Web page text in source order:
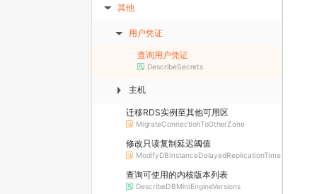
▶ 其他
▶ 用户凭证
查询用户凭证
DescribeSecrets
▶ 主机
迁移RDS实例至其他可用区
MigrateConnectionToOtherZone
修改只读复制延迟阈值
ModifyDBInstanceDelayedReplicationTime
查询可使用的内核版本列表
DescribeDBMiniEngineVersions